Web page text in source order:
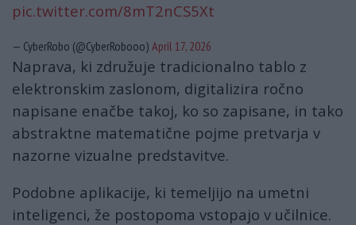
pic.twitter.com/8mT2nCS5Xt
— CyberRobo (@CyberRobooo) April 17, 2026
Naprava, ki združuje tradicionalno tablo z
elektronskim zaslonom, digitalizira ročno
napisane enačbe takoj, ko so zapisane, in tako
abstraktne matematične pojme pretvarja v
nazorne vizualne predstavitve.
Podobne aplikacije, ki temeljijo na umetni
inteligenci, že postopoma vstopajo v učilnice.